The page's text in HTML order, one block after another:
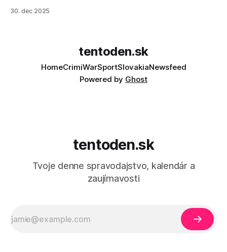
30. dec 2025
tentoden.sk
HomeCrimiWarSportSlovakiaNewsfeed
Powered by Ghost
tentoden.sk
Tvoje denne spravodajstvo, kalendár a
zaujímavosti